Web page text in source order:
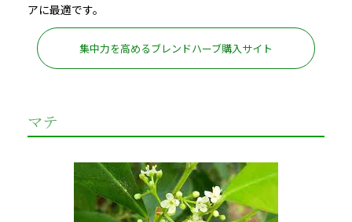
アに最適です。
集中力を高めるブレンドハーブ購入サイト
マテ